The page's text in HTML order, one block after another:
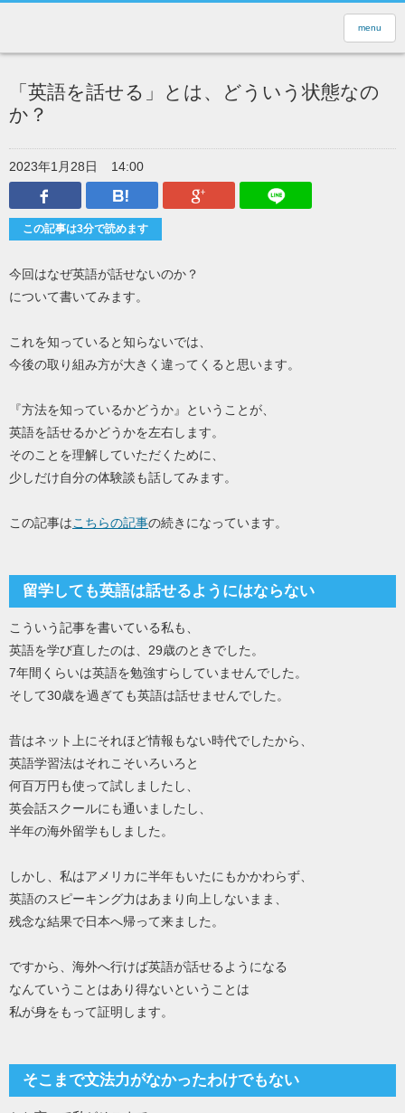
menu
「英語を話せる」とは、どういう状態なの
か？
2023年1月28日
14:00
Facebook
はてなブックマークGoogle Plus
この記事は3分で読めます
今回はなぜ英語が話せないのか？
について書いてみます。
これを知っていると知らないでは、
今後の取り組み方が大きく違ってくると思います。
『方法を知っているかどうか』ということが、
英語を話せるかどうかを左右します。
そのことを理解していただくために、
少しだけ自分の体験談も話してみます。
この記事はこちらの記事の続きになっています。
留学しても英語は話せるようにはならない
こういう記事を書いている私も、
英語を学び直したのは、29歳のときでした。
7年間くらいは英語を勉強すらしていませんでした。
そして30歳を過ぎても英語は話せませんでした。
昔はネット上にそれほど情報もない時代でしたから、
英語学習法はそれこそいろいろと
何百万円も使って試しましたし、
英会話スクールにも通いましたし、
半年の海外留学もしました。
しかし、私はアメリカに半年もいたにもかかわらず、
英語のスピーキング力はあまり向上しないまま、
残念な結果で日本へ帰って来ました。
ですから、海外へ行けば英語が話せるようになる
なんていうことはあり得ないということは
私が身をもって証明します。
そこまで文法力がなかったわけでもない